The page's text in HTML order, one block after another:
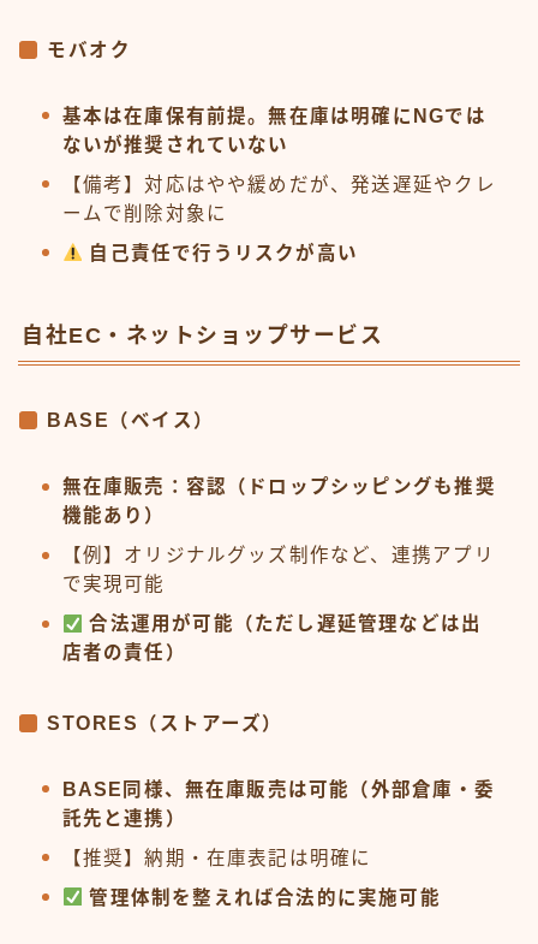
モバオク
基本は在庫保有前提。無在庫は明確にNGでは
ないが推奨されていない
【備考】対応はやや緩めだが、発送遅延やクレ
ームで削除対象に
自己責任で行うリスクが高い
自社EC・ネットショップサービス
BASE（ベイス）
無在庫販売：容認（ドロップシッピングも推奨
機能あり）
【例】オリジナルグッズ制作など、連携アプリ
で実現可能
合法運用が可能（ただし遅延管理などは出
店者の責任）
STORES（ストアーズ）
BASE同様、無在庫販売は可能（外部倉庫・委
託先と連携）
【推奨】納期・在庫表記は明確に
管理体制を整えれば合法的に実施可能